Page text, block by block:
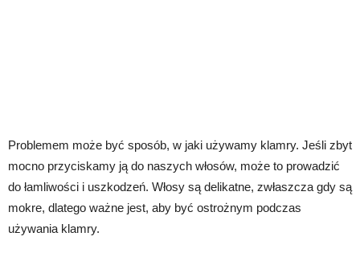
Problemem może być sposób, w jaki używamy klamry. Jeśli zbyt
mocno przyciskamy ją do naszych włosów, może to prowadzić
do łamliwości i uszkodzeń. Włosy są delikatne, zwłaszcza gdy są
mokre, dlatego ważne jest, aby być ostrożnym podczas
używania klamry.